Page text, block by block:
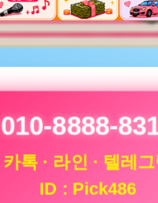
010-8888-
카톡 · 라인 · 텔레그
ID : Pick486